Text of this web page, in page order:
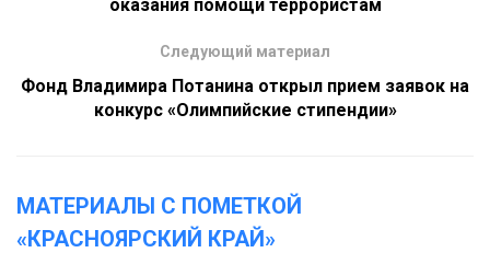
оказания помощи террористам
Следующий материал
Фонд Владимира Потанина открыл прием заявок на
конкурс «Олимпийские стипендии»
МАТЕРИАЛЫ С ПОМЕТКОЙ
«КРАСНОЯРСКИЙ КРАЙ»